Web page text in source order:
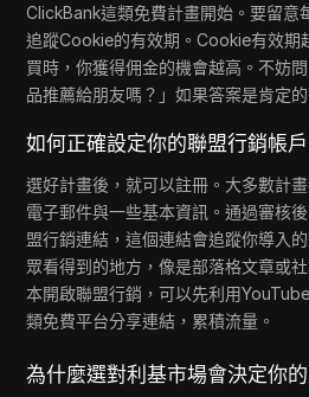
ClickBank這類免費計畫開始。要留意
追蹤Cookie的有效期。Cookie有效期
買時，你獲得佣金的機會越高。不妨
品推薦給朋友嗎？」如果答案是肯定
如何正確設定你的聯盟行銷帳戶
選好計畫後，就可以註冊。大多數計
電子郵件與一些基本資訊。通過審核
盟行銷連結，這個連結會追蹤你導入
眾看得到的地方，像是部落格文章或
本開啟聯盟行銷，可以先利用
類免費平台分享連結，累積流量。
為什麼選對利基市場會決定你